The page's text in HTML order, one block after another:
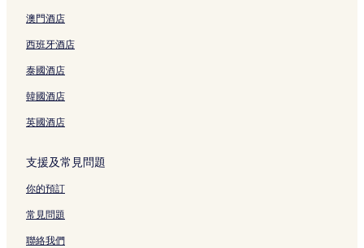
g
面
e
t
i
o
n
頁
面
e
面
e
e
t
r
o
p
o
頁
G
l
l
e
r
y
C
l
c
t
i
o
面
頁
頁
o
e
頁
面
r
n
c
e
P
o
m
o
面
O
a
f
o
頁
面
面
u
t
e
s
頁
面
澳門酒店
西班牙酒店
泰國酒店
韓國酒店
英國酒店
支援及常見問題
你的預訂
常見問題
聯絡我們